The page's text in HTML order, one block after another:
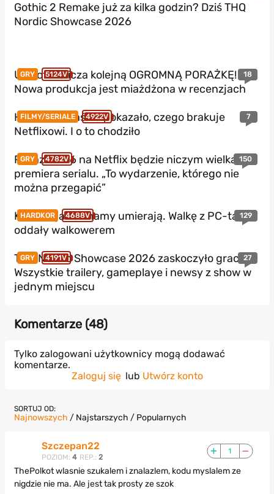
Gothic 2 Remake już za kilka godzin? Dziś THQ
Nordic Showcase 2026
GRY 5124V 18
Ubisoft zalicza kolejną OGROMNĄ PORAŻKĘ!
Nowa produkcja jest miażdżona w recenzjach
FILMY/SERIALE 4922V 7
HBO Max właśnie pokazało, czego brakuje
Netflixowi. I o to chodziło
GRY 4782V 150
Pokaz GTA 6 na Netflix będzie niczym wielka
premiera serialu. „To wydarzenie, którego nie
można przegapić”
HARDKOR 4688V 129
Konsole jakie znamy umierają. Walkę z PC-tami
oddały walkowerem
GRY 4191V 27
THQ Nordic Showcase 2026 zaskoczyło graczy?
Wszystkie trailery, gameplaye i newsy z show w
jednym miejscu
Komentarze (48)
Tylko zalogowani użytkownicy mogą dodawać
komentarze.
Zaloguj się lub Utwórz konto
SORTUJ OD:
Najnowszych / Najstarszych / Popularnych
Szczepan22
POZIOM: 4 REP.: 2
1
ThePolkot wlasnie szukalem i znalazlem, kodu myslalem ze
nigdzie nie ma. Ale jest tak prosty ze szok